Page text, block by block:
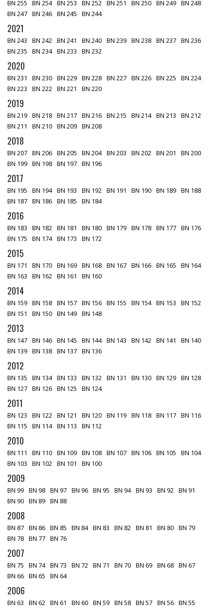
BN 255 BN 254 BN 253 BN 252 BN 251 BN 250 BN 249 BN 248
BN 247 BN 246 BN 245 BN 244
2021
BN 243 BN 242 BN 241 BN 240 BN 239 BN 238 BN 237 BN 236
BN 235
BN 234 BN 233 BN 232
2020
BN 231 BN 230 BN 229 BN 228 BN 227 BN 226 BN 225
BN 224
BN 223
BN 222 BN 221 BN 220
2019
BN 219 BN 218 BN 217 BN 216 BN 215 BN 214 BN 213
BN 212
BN 211
BN 210 BN 209 BN 208
2018
BN 207 BN 206 BN 205 BN 204 BN 203 BN 202 BN 201
BN 200
BN 199 BN 198 BN 197 BN 196
2017
BN 195 BN 194 BN 193 BN 192 BN 191 BN 190 BN 189 BN 188
BN 187 BN 186 BN 185 BN 184
2016
BN 183 BN 182 BN 181 BN 180 BN 179 BN 178 BN 177 BN 176
BN 175
BN 174 BN 173 BN 172
2015
BN 171 BN 170 BN 169 BN 168 BN 167 BN 166 BN 165
BN 164
BN 163
BN 162 BN 161 BN 160
2014
BN 159 BN 158 BN 157 BN 156 BN 155 BN 154 BN 153
BN 152
BN 151
BN 150 BN 149 BN 148
2013
BN 147 BN 146 BN 145 BN 144 BN 143 BN 142 BN 141
BN 140
BN 139 BN 138 BN 137 BN 136
2012
BN 135 BN 134 BN 133 BN 132 BN 131 BN 130 BN 129 BN 128
BN 127 BN 126 BN 125 BN 124
2011
BN 123 BN 122 BN 121 BN 120 BN 119 BN 118 BN 117 BN 116
BN 115
BN 114 BN 113 BN 112
2010
BN 111 BN 110 BN 109 BN 108 BN 107 BN 106 BN 105
BN 104
BN 103
BN 102 BN 101 BN 100
2009
BN 99 BN 98 BN 97 BN 96 BN 95 BN 94 BN 93 BN 92 BN 91
BN 90 BN 89 BN 88
2008
BN 87 BN 86 BN 85 BN 84 BN 83 BN 82 BN 81 BN 80 BN 79
BN 78 BN 77 BN 76
2007
BN 75 BN 74 BN 73 BN 72 BN 71 BN 70 BN 69 BN 68 BN 67
BN 66 BN 65 BN 64
2006
BN 63 BN 62 BN 61 BN 60 BN 59 BN 58 BN 57 BN 56 BN 55